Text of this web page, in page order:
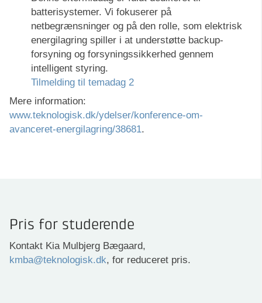
batterisystemer. Vi fokuserer på
netbegrænsninger og på den rolle, som elektrisk
energilagring spiller i at understøtte backup-
forsyning og forsyningssikkerhed gennem
intelligent styring.
Tilmelding til temadag 2
Mere information:
www.teknologisk.dk/ydelser/konference-om-
avanceret-energilagring/38681.
Pris for studerende
Kontakt Kia Mulbjerg Bægaard,
kmba@teknologisk.dk, for reduceret pris.